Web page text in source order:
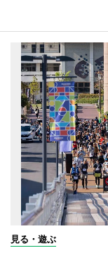
見る・遊ぶ